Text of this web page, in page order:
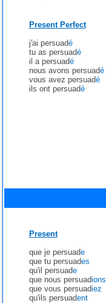
Present Perfect
j'ai persuadé
tu as persuadé
il a persuadé
nous avons persuadé
vous avez persuadé
ils ont persuadé
Present
que je persuade
que tu persuades
qu'il persuade
que nous persuadions
que vous persuadiez
qu'ils persuadent